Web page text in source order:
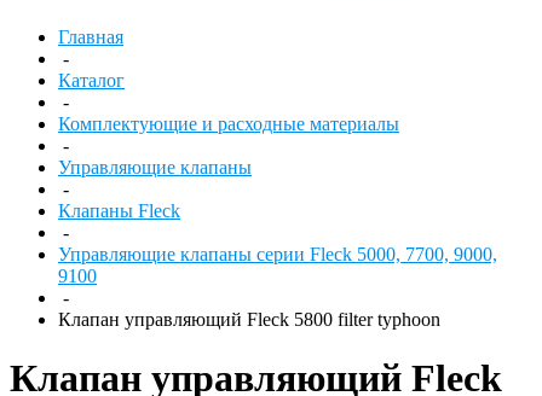
Главная
-
Каталог
-
Комплектующие и расходные материалы
-
Управляющие клапаны
-
Клапаны Fleck
-
Управляющие клапаны серии Fleck 5000, 7700, 9000,
9100
-
Клапан управляющий Fleck 5800 filter typhoon
Клапан управляющий Fleck